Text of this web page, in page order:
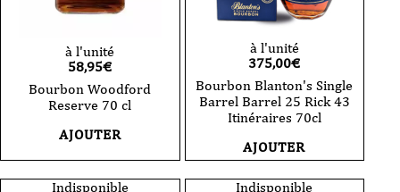
à l'unité
58,95€
Bourbon Woodford
Reserve 70 cl
AJOUTER
à l'unité
375,00€
Bourbon Blanton's Single
Barrel Barrel 25 Rick 43
Itinéraires 70cl
AJOUTER
Indisponible Indisponible